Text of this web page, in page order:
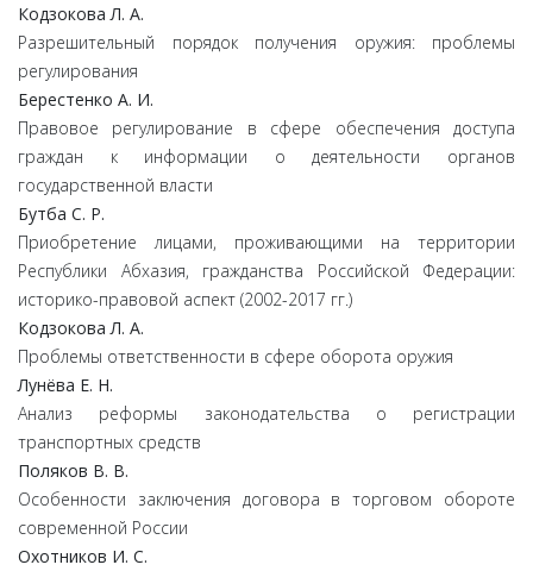
Кодзокова Л. А.
Разрешительный порядок получения оружия: проблемы
регулирования
Берестенко А. И.
Правовое регулирование в сфере обеспечения доступа
граждан к информации о деятельности органов
государственной власти
Бутба С. Р.
Приобретение лицами, проживающими на территории
Республики Абхазия, гражданства Российской Федерации:
историко-правовой аспект (2002-2017 гг.)
Кодзокова Л. А.
Проблемы ответственности в сфере оборота оружия
Лунёва Е. Н.
Анализ реформы законодательства о регистрации
транспортных средств
Поляков В. В.
Особенности заключения договора в торговом обороте
современной России
Охотников И. С.